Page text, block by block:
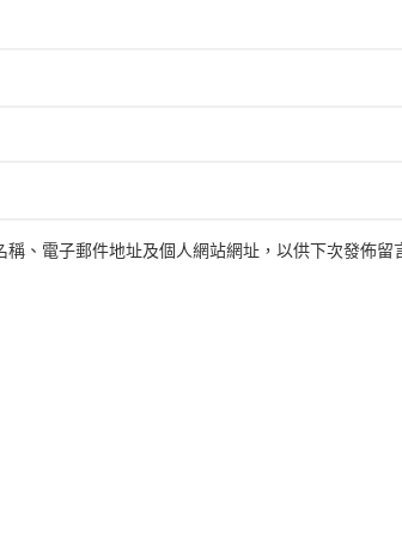
稱、電子郵件地址及個人網站網址，以供下次發佈留